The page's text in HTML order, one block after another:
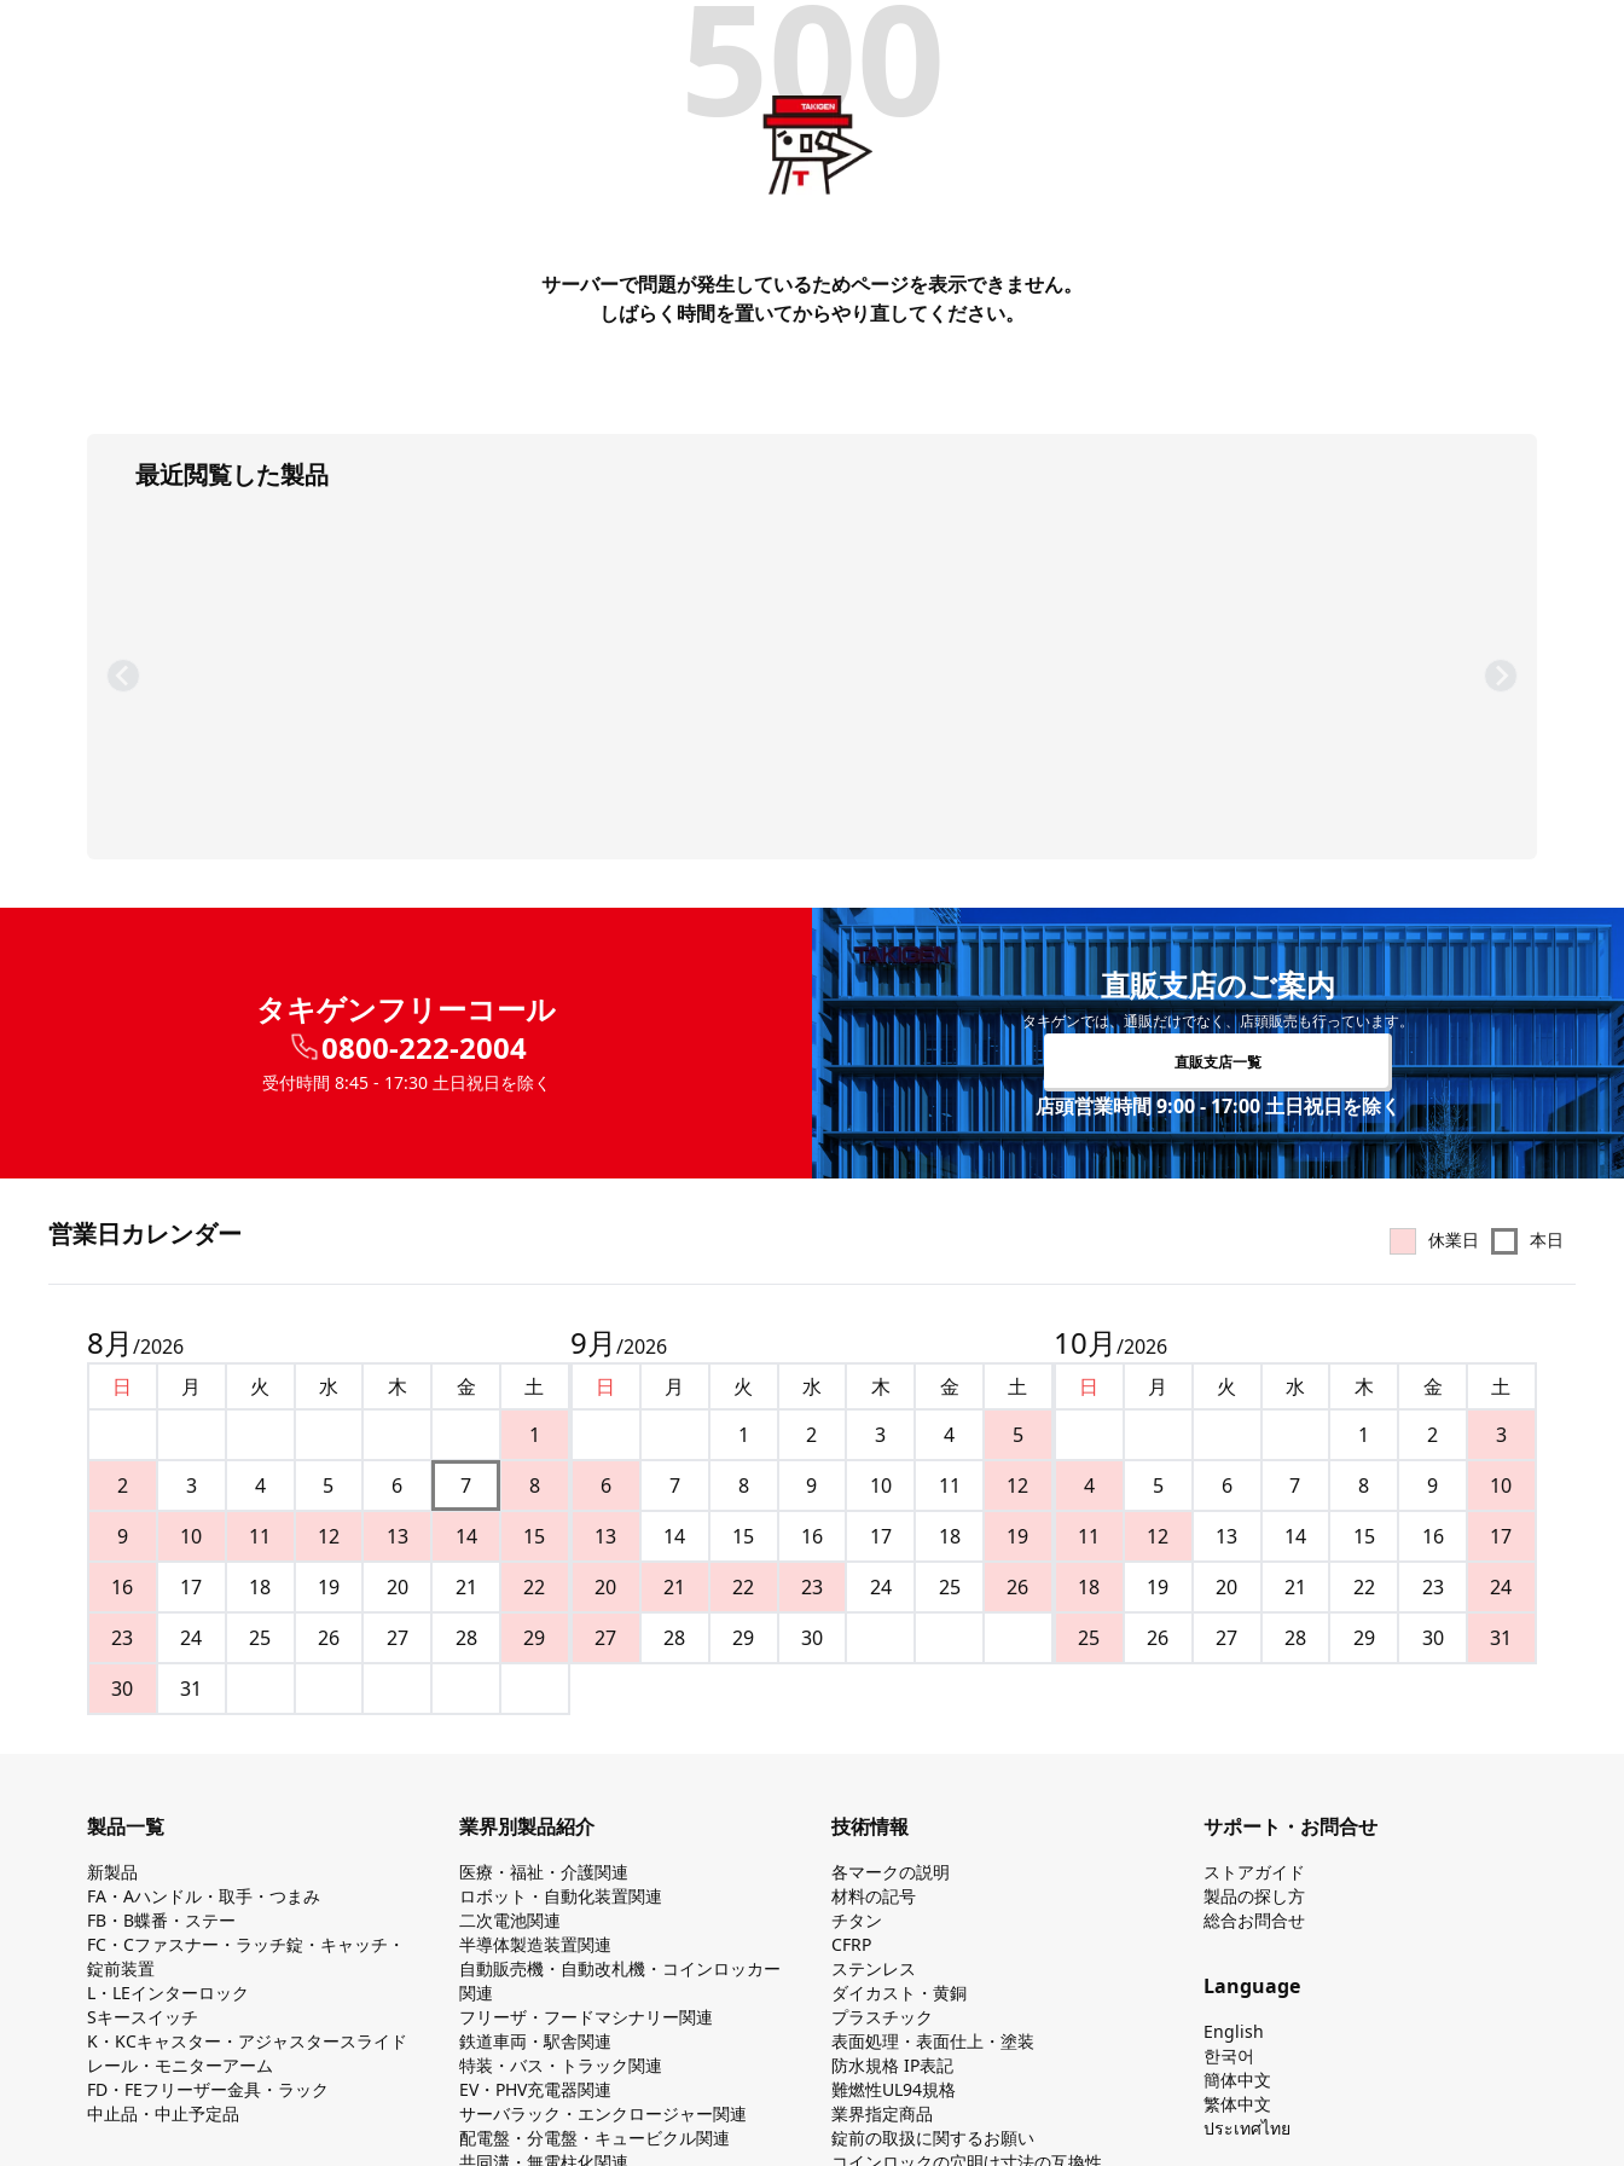
500
サーバーで問題が発生しているためページを表示できません。
しばらく時間を置いてからやり直してください。
最近閲覧した製品
タキゲンフリーコール
0800-222-2004
受付時間 8:45 - 17:30 土日祝日を除く
直販支店のご案内
タキゲンでは、通販だけでなく、店頭販売も行っています。
直販支店一覧
店頭営業時間 9:00 - 17:00 土日祝日を除く
営業⽇カレンダー 休業日 本日
8月 /2026
日
月 火 水 木 金
土
1
2
3 4 5 6 7
8
9
10 11 12 13 14
15
16
17 18 19 20 21
22
23
24 25 26 27 28
29
30
31
9月 /2026
日
月 火 水 木 金
土
1
2 3 4
5
6
7 8 9 10 11
12
13
14 15 16 17 18
19
20
21 22 23 24 25
26
27
28 29 30
10月 /2026
日
月 火 水 木 金
土
1
2
3
4
5 6 7 8 9
10
11
12 13 14 15 16
17
18
19 20 21 22 23
24
25
26 27 28 29 30 31
製品一覧
新製品
FA・Aハンドル・取手・つまみ
FB・B蝶番・ステー
FC・Cファスナー・ラッチ錠・キャッチ・
錠前装置
L・LEインターロック
Sキースイッチ
K・KCキャスター・アジャスタースライド
レール・モニターアーム
FD・FEフリーザー金具・ラック
中止品・中止予定品
業界別製品紹介
医療・福祉・介護関連
ロボット・自動化装置関連
二次電池関連
半導体製造装置関連
自動販売機・自動改札機・コインロッカー
関連
フリーザ・フードマシナリー関連
鉄道車両・駅舎関連
特装・バス・トラック関連
EV・PHV充電器関連
サーバラック・エンクロージャー関連
配電盤・分電盤・キュービクル関連
技術情報
各マークの説明
材料の記号
チタン
CFRP
ステンレス
ダイカスト・⻩銅
プラスチック
表面処理・表面仕上・塗装
防⽔規格 IP表記
難燃性UL94規格
業界指定商品
錠前の取扱に関するお願い
サポート・お問合せ
ストアガイド
製品の探し⽅
総合お問合せ
Language
English
한국어
簡体中文
繁体中文
ประเทศไทย